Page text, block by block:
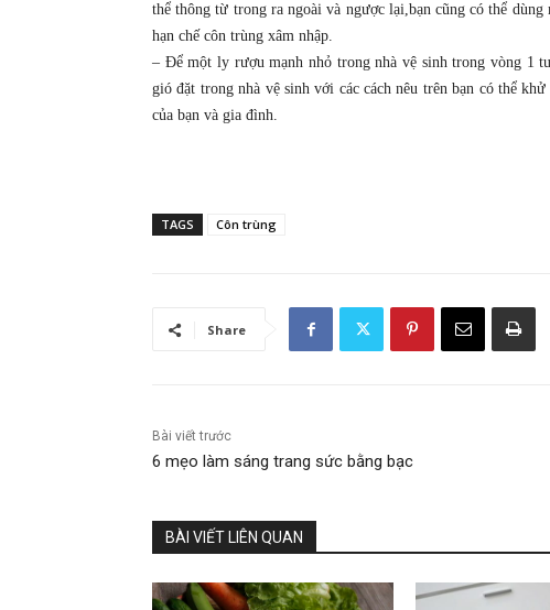
thể thông từ trong ra ngoài và ngược lại,bạn cũng có thể
hạn chế côn trùng xâm nhập.
– Để một ly rượu mạnh nhỏ trong nhà vệ sinh trong vòng 1
gió đặt trong nhà vệ sinh với các cách nêu trên bạn có thể
của bạn và gia đình.
TAGS Côn trùng
Share
Bài viết trước
6 mẹo làm sáng trang sức bằng bạc
BÀI VIẾT LIÊN QUAN